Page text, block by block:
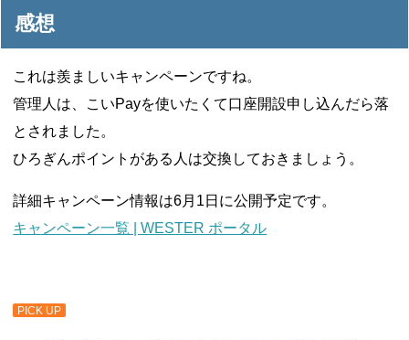
感想
これは羨ましいキャンペーンですね。
管理人は、こいPayを使いたくて口座開設申し込んだら落
とされました。
ひろぎんポイントがある人は交換しておきましょう。
詳細キャンペーン情報は6月1日に公開予定です。
キャンペーン一覧 | WESTER ポータル
PICK UP